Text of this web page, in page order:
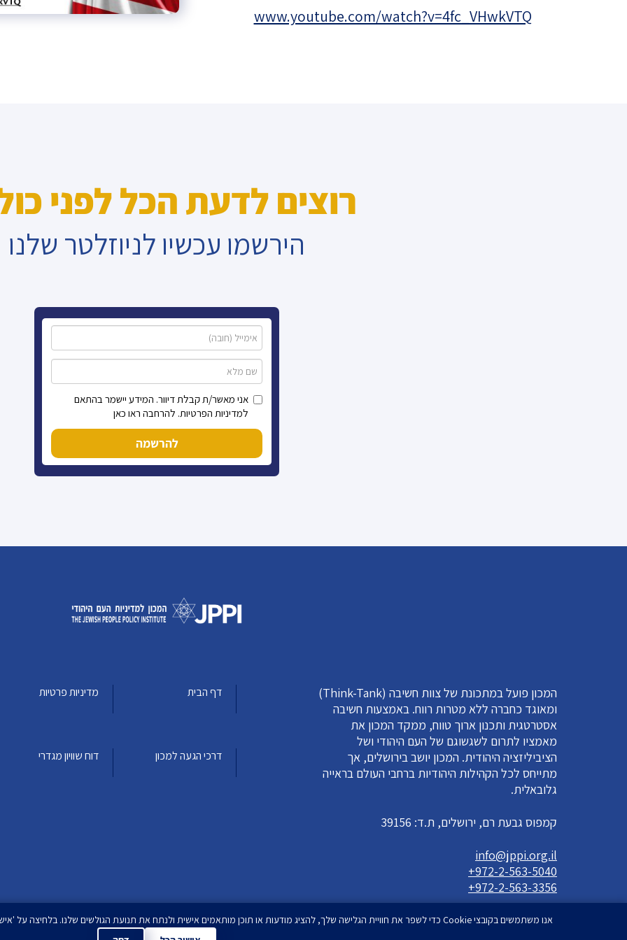
מדד הפלורליזם בישראל
אנטישמיות
www.youtube.com/watch?v=4fc_VHwkVTQ
רוצים לדעת הכל לפני
הירשמו עכשיו לניוזלטר שלנו
אני מאשר/ת קבלת דיוור. המידע יישמר בהתאם
למדיניות הפרטיות. להרחבה ראו כאן
להרשמה
המכון פועל במתכונת של צוות חשיבה (Think-Tank)
ומאוגד כחברה ללא מטרות רווח. באמצעות חשיבה
אסטרטגית ותכנון ארוך טווח, ממקד המכון את
מאמציו לתרום לשגשוגם של העם היהודי ושל
הציביליזציה היהודית. המכון יושב בירושלים, אך
מתייחס לכל הקהילות היהודיות ברחבי העולם בראייה
גלובאלית.
קמפוס גבעת רם, ירושלים, ת.ד: 39156
info@jppi.org.il
+972-2-563-5040
+972-2-563-3356
דף הבית מדיניות פרטיות
דרכי הגעה למכון דוח שוויון מגדרי
אנו משתמשים בקובצי Cookie כדי לשפר את חוויית הגלישה שלך, להציג מודעות או תוכן מותאמים אישית ולנתח את תנועת הגולשים שלנו. בלחיצה על 'אישור הכל', הנך מסכים לשימוש שלנו בקובצי Cookie.